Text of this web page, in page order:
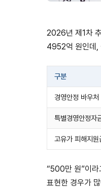
2026년 제1차
4952억 원인데,
구분
경영안정 바우처
특별경영안정자
고유가 피해지원
“500만 원”이라
표현한 경우가